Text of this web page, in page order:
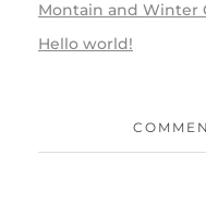
Montain and Winter
Hello world!